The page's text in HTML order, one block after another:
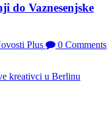
do Vaznesenjske
Plus
0 Comments